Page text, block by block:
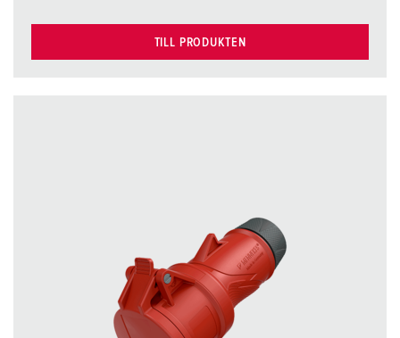
TILL PRODUKTEN